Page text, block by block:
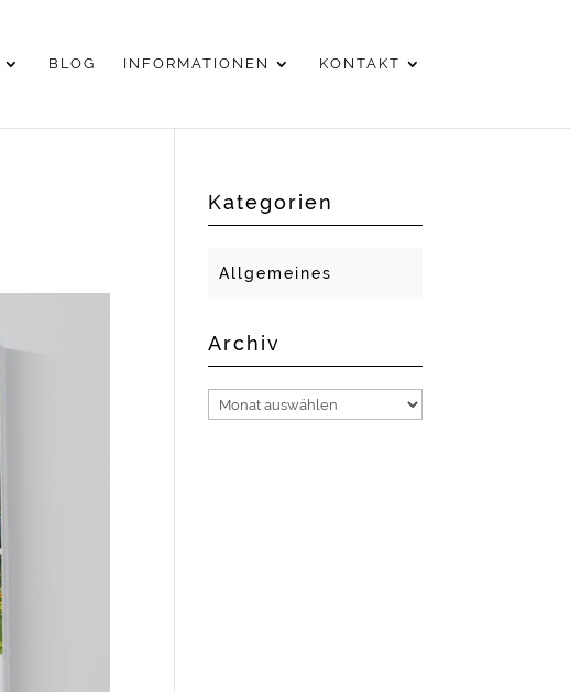
BLOG INFORMATIONEN KONTAKT
Kategorien
Allgemeines
Archiv
Archiv